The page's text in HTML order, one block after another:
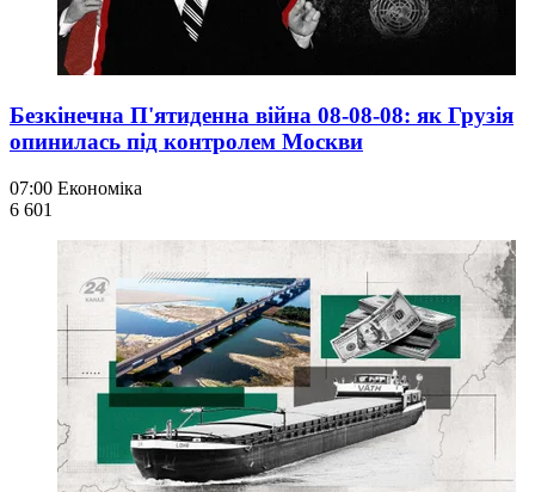
Безкінечна П'ятиденна війна 08-08-08: як Грузія
опинилась під контролем Москви
07:00 Економіка
6 601